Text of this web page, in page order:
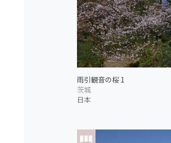
雨引観音の桜 1
茨城
日本